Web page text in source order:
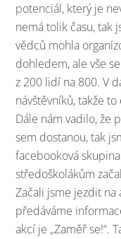
potenciál, který je
nemá tolik času, tak
vědců mohla
dohledem, ale vše
z 200 lidí na 800. V
návštěvníků, takže
Dále nám vadilo, že
sem dostanou, tak
facebooková
středoškolákům
Začali jsme jezdit na
předáváme
akcí je „Zaměř se!“.